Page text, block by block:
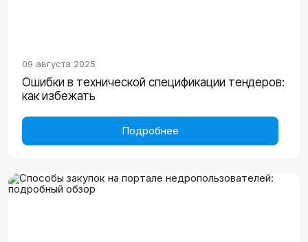
09 августа 2025
Ошибки в технической спецификации тендеров:
как избежать
Подробнее